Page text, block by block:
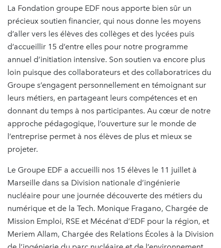
La Fondation groupe EDF nous apporte bien sûr un
précieux soutien financier, qui nous donne les moyens
d’aller vers les élèves des collèges et des lycées puis
d’accueillir 15 d’entre elles pour notre programme
annuel d’initiation intensive. Son soutien va encore plus
loin puisque des collaborateurs et des collaboratrices du
Groupe s’engagent personnellement en témoignant sur
leurs métiers, en partageant leurs compétences et en
donnant du temps à nos participantes. Au cœur de notre
approche pédagogique, l’ouverture sur le monde de
l’entreprise permet à nos élèves de plus et mieux se
projeter.
Le Groupe EDF a accueilli nos 15 élèves le 11 juillet à
Marseille dans sa Division nationale d’ingénierie
nucléaire pour une journée découverte des métiers du
numérique et de la Tech. Monique Fragano, Chargée de
Mission Emploi, RSE et Mécénat d’EDF pour la région, et
Meriem Allam, Chargée des Relations Écoles à la Division